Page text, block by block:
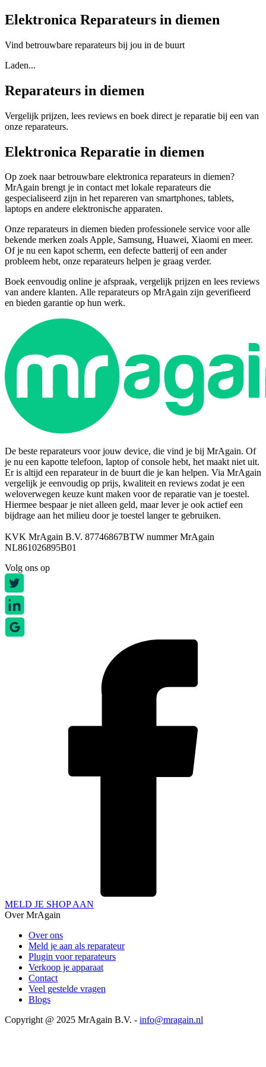
Elektronica Reparateurs in diemen
Vind betrouwbare reparateurs bij jou in de buurt
Laden...
Reparateurs in diemen
Vergelijk prijzen, lees reviews en boek direct je reparatie bij een van
onze reparateurs.
Elektronica Reparatie in diemen
Op zoek naar betrouwbare elektronica reparateurs in diemen?
MrAgain brengt je in contact met lokale reparateurs die
gespecialiseerd zijn in het repareren van smartphones, tablets,
laptops en andere elektronische apparaten.
Onze reparateurs in diemen bieden professionele service voor alle
bekende merken zoals Apple, Samsung, Huawei, Xiaomi en meer.
Of je nu een kapot scherm, een defecte batterij of een ander
probleem hebt, onze reparateurs helpen je graag verder.
Boek eenvoudig online je afspraak, vergelijk prijzen en lees reviews
van andere klanten. Alle reparateurs op MrAgain zijn geverifieerd
en bieden garantie op hun werk.
De beste reparateurs voor jouw device, die vind je bij MrAgain. Of
je nu een kapotte telefoon, laptop of console hebt, het maakt niet uit.
Er is altijd een reparateur in de buurt die je kan helpen. Via MrAgain
vergelijk je eenvoudig op prijs, kwaliteit en reviews zodat je een
weloverwegen keuze kunt maken voor de reparatie van je toestel.
Hiermee bespaar je niet alleen geld, maar lever je ook actief een
bijdrage aan het milieu door je toestel langer te gebruiken.
KVK MrAgain B.V. 87746867BTW nummer MrAgain
NL861026895B01
Volg ons op
MELD JE SHOP AAN
Over MrAgain
Over ons
Meld je aan als reparateur
Plugin voor reparateurs
Verkoop je apparaat
Contact
Veel gestelde vragen
Blogs
Copyright @ 2025 MrAgain B.V. - info@mragain.nl